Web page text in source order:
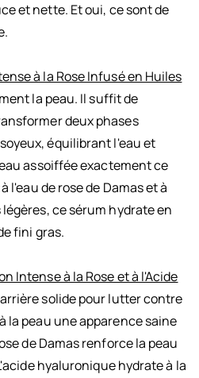
et nette. Et oui, ce sont de
à la Rose Infusé en Huiles
la peau. Il suffit de
deux phases
équilibrant l'eau et
assoiffée exactement ce
l'eau de rose de Damas et à
ce sérum hydrate en
fini gras.
Intense à la Rose et à l'Acide
solide pour lutter contre
la peau une apparence saine
de Damas renforce la peau
hyaluronique hydrate à la